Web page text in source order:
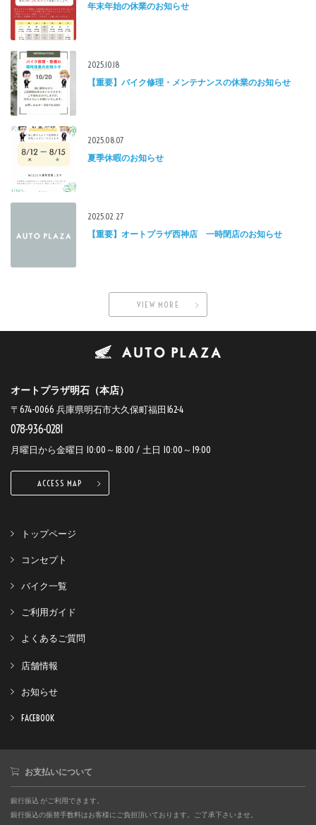
年末年始の休業のお知らせ
2025.10.18
【重要】バイク修理・メンテナンスの休業のお知らせ
2025.08.07
夏季休暇のお知らせ
2025.02.27
【重要】オートプラザ西神店 一時閉店のお知らせ
VIEW MORE
オートプラザ明石（本店）
〒674-0066 兵庫県明石市大久保町福田162-4
078-936-0281
月曜日から金曜日 10:00～18:00 / 土日 10:00～19:00
ACCESS MAP
トップページ
コンセプト
バイク一覧
ご利用ガイド
よくあるご質問
店舗情報
お知らせ
FACEBOOK
お支払いについて
銀行振込 がご利用できます。
銀行振込の振替手数料はお客様にご負担頂いております。ご了承下さいませ。